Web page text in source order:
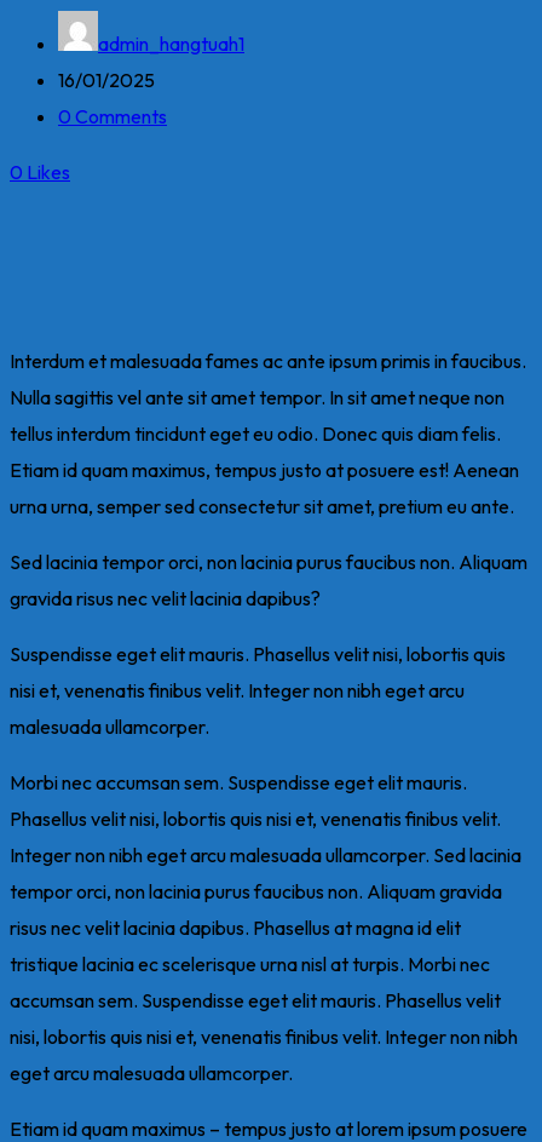
admin_hangtuah1
16/01/2025
0 Comments
0 Likes
Interdum et malesuada fames ac ante ipsum primis in faucibus.
Nulla sagittis vel ante sit amet tempor. In sit amet neque non
tellus interdum tincidunt eget eu odio. Donec quis diam felis.
Etiam id quam maximus, tempus justo at posuere est! Aenean
urna urna, semper sed consectetur sit amet, pretium eu ante.
Sed lacinia tempor orci, non lacinia purus faucibus non. Aliquam
gravida risus nec velit lacinia dapibus?
Suspendisse eget elit mauris. Phasellus velit nisi, lobortis quis
nisi et, venenatis finibus velit. Integer non nibh eget arcu
malesuada ullamcorper.
Morbi nec accumsan sem. Suspendisse eget elit mauris.
Phasellus velit nisi, lobortis quis nisi et, venenatis finibus velit.
Integer non nibh eget arcu malesuada ullamcorper. Sed lacinia
tempor orci, non lacinia purus faucibus non. Aliquam gravida
risus nec velit lacinia dapibus. Phasellus at magna id elit
tristique lacinia ec scelerisque urna nisl at turpis. Morbi nec
accumsan sem. Suspendisse eget elit mauris. Phasellus velit
nisi, lobortis quis nisi et, venenatis finibus velit. Integer non nibh
eget arcu malesuada ullamcorper.
Etiam id quam maximus – tempus justo at lorem ipsum posuere